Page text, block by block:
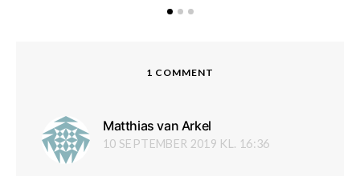
1 COMMENT
Matthias van Arkel
10 SEPTEMBER 2019 KL. 16:36